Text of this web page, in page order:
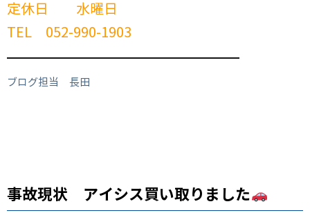
定休日 水曜日
TEL 052-990-1903
━━━━━━━━━━━━━━━━━━━━━━━━
ブログ担当 長田
事故現状 アイシス買い取りました